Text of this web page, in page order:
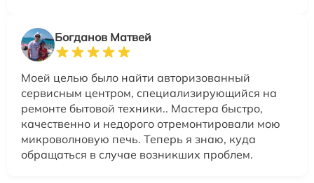
Богданов Матвей
Моей целью было найти авторизованный
сервисным центром, специализирующийся на
ремонте бытовой техники.. Мастера быстро,
качественно и недорого отремонтировали мою
микроволновую печь. Теперь я знаю, куда
обращаться в случае возникших проблем.